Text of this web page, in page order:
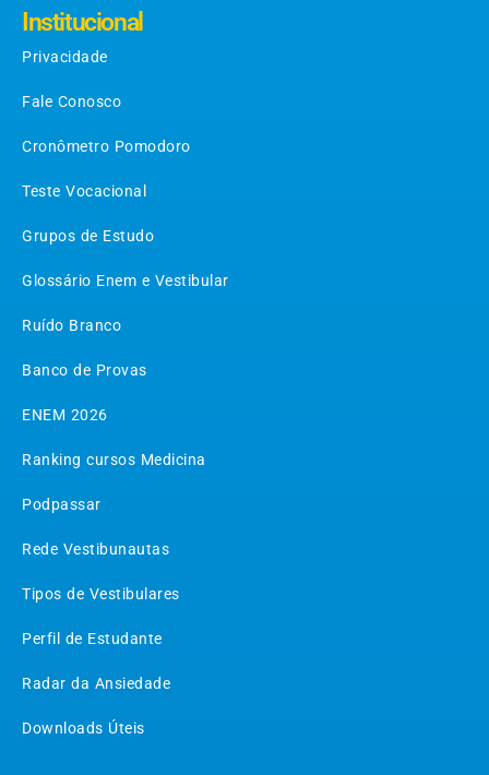
Institucional
Privacidade
Fale Conosco
Cronômetro Pomodoro
Teste Vocacional
Grupos de Estudo
Glossário Enem e Vestibular
Ruído Branco
Banco de Provas
ENEM 2026
Ranking cursos Medicina
Podpassar
Rede Vestibunautas
Tipos de Vestibulares
Perfil de Estudante
Radar da Ansiedade
Downloads Úteis